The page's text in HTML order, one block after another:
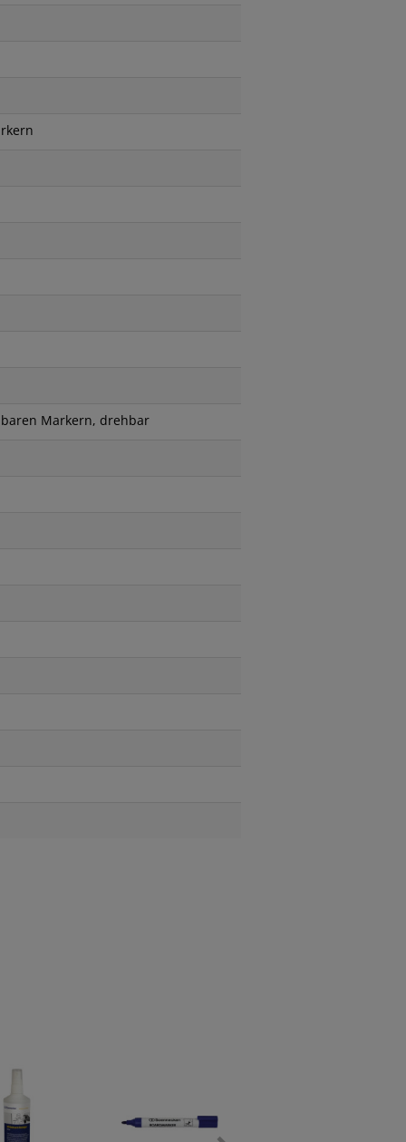
Markern, drehbar